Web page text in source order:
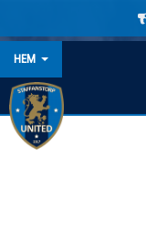
HEM
HEM